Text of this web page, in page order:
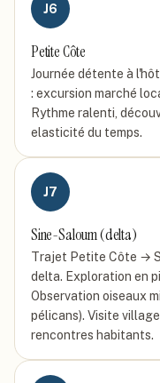
J6
Petite Côte
Journée détente à
: excursion marché
Rythme ralenti,
elasticité du temps.
J7
Sine-Saloum (delta)
Trajet Petite Côte →
delta. Exploration en
Observation oiseaux
pélicans). Visite
rencontres habitants.